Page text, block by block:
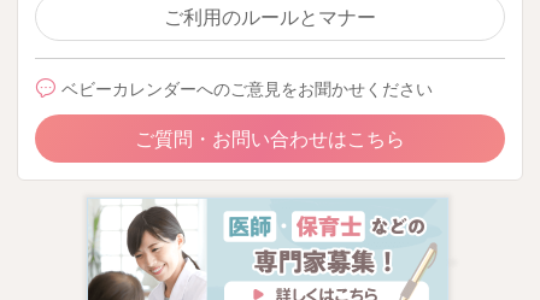
ポリポリと触感が良いものだったり、おいしそうなにおいだっ
たり、食材を触ったりして確かめるなど、五感をフル活用でき
おやつに関しては、バナナヨーグルトはとても良い間食だと思
います。 果物類や乳製品はお食事では摂取しずらい物なの
で、上手に取り入れられていますね。 上記しましたが、おや
つの時間にも楽しい要素やおままごとの要素を取り入れつつ進
めると、楽しいから食べてみたいという感情に繋がり、今まで
食べなかったものも少しずつ受け入れる基盤が出来ています。
例えばホットケーキミックスを一緒に混ぜてもらったり、卵を
ご利用のルールとマナー
ベビーカレンダーへのご意見をお聞かせください
ご質問・お問い合わせはこちら